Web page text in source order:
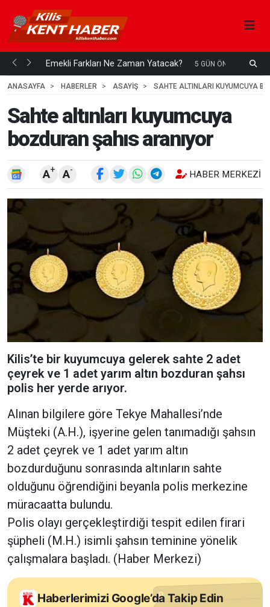
mi... Emekli Farkları Ne Zaman Yatacak? 5 GÜN ÖNCE
ANASAYFA
HABERLER ASAYİŞ SAHTE ALTINLARI KUYUMCUYA
Sahte altınları kuyumcuya
bozduran şahıs aranıyor
A+ A- HABER MERKEZI
Kilis’te bir kuyumcuya gelerek sahte 2 adet
çeyrek ve 1 adet yarım altın bozduran şahsı
polis her yerde arıyor.
Alınan bilgilere göre Tekye Mahallesi’nde
Müşteki (A.H.), işyerine gelen tanımadığı şahsın
2 adet çeyrek ve 1 adet yarım altın
bozdurduğunu sonrasında altınların sahte
olduğunu öğrendiğini beyanla polis merkezine
müracaatta bulundu.
Polis olayı gerçekleştirdiği tespit edilen firari
şüpheli (M.H.) isimli şahsın teminine yönelik
çalışmalara başladı. (Haber Merkezi)
Haberlerimizi Google’da Takip Edin